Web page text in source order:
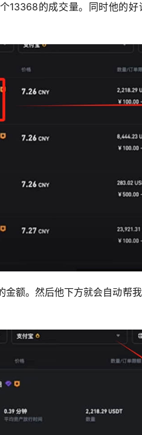
13368的成交量。同时他的
金额。然后他下方就会自动帮